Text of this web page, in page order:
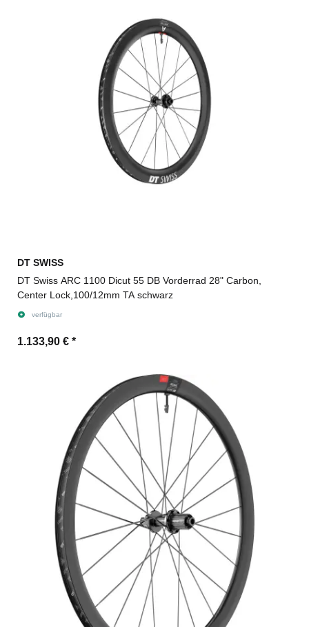
DT SWISS
DT Swiss ARC 1100 Dicut 55 DB Vorderrad 28" Carbon,
Center Lock,100/12mm TA schwarz
verfügbar
1.133,90 € *